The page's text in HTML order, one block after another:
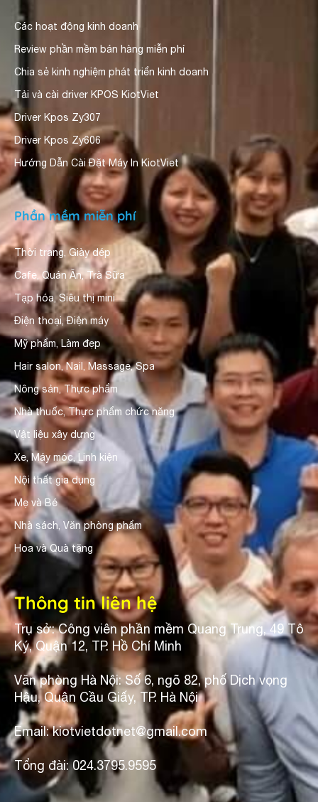
Các hoạt động kinh doanh
Review phần mềm bán hàng miễn phí
Chia sẻ kinh nghiệm phát triển kinh doanh
Tải và cài driver KPOS KiotViet
Driver Kpos Zy307
Driver Kpos Zy606
Hướng Dẫn Cài Đặt Máy In KiotViet
Phần mềm miễn phí
Thời trang, Giày dép
Cafe, Quán Ăn, Trà Sữa
Tạp hóa, Siêu thị mini
Điện thoại, Điện máy
Mỹ phẩm, Làm đẹp
Hair salon, Nail, Massage, Spa
Nông sản, Thực phẩm
Nhà thuốc, Thực phẩm chức năng
Vật liệu xây dựng
Xe, Máy móc, Linh kiện
Nội thất gia dụng
Mẹ và Bé
Nhà sách, Văn phòng phẩm
Hoa và Quà tặng
Thông tin liên hệ
Trụ sở: Công viên phần mềm Quang Trung, 49 Tô
Ký, Quận 12, TP. Hồ Chí Minh
Văn phòng Hà Nội: Số 6, ngõ 82, phố Dịch vọng
Hậu, Quận Cầu Giấy, TP. Hà Nội
Email: kiotvietdotnet@gmail.com
Tổng đài: 024.3795.9595